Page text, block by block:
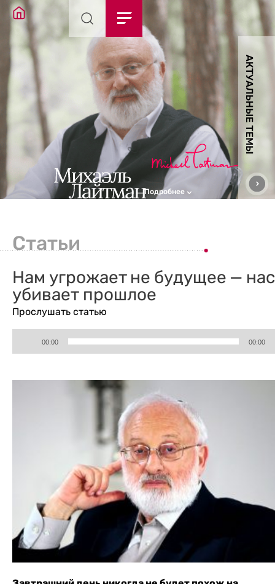
АКТУАЛЬНЫЕ ТЕМЫ
Подробнее
Статьи
Нам угрожает не будущее — нас
убивает прошлое
Прослушать статью
Аудиоплеер
00:00 00:00